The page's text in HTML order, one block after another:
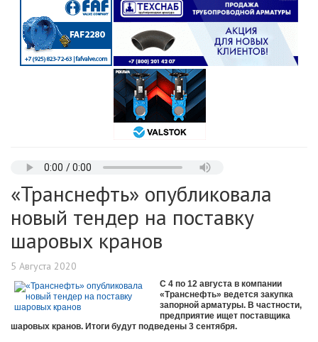
«Транснефть» опубликовала
новый тендер на поставку
шаровых кранов
5 Августа 2020
С 4 по 12 августа в компании
«Транснефть» ведется закупка
запорной арматуры. В частности,
предприятие ищет поставщика
шаровых кранов. Итоги будут подведены 3 сентября.